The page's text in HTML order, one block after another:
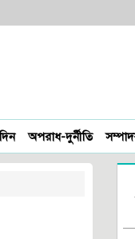
অপরাধ-দুর্নীতি